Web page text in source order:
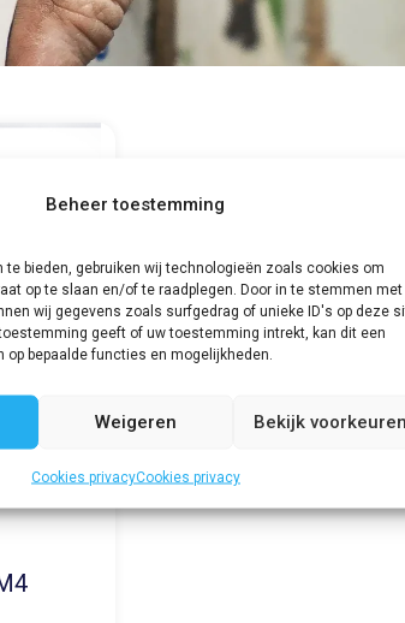
Beheer toestemming
te bieden, gebruiken wij technologieën zoals cookies om
op te slaan en/of te raadplegen. Door in te stemmen met
wij gegevens zoals surfgedrag of unieke ID's op deze
geeft of uw toestemming intrekt, kan dit een
op bepaalde functies en mogelijkheden.
Weigeren Bekijk
Cookies privacyCookies privacy